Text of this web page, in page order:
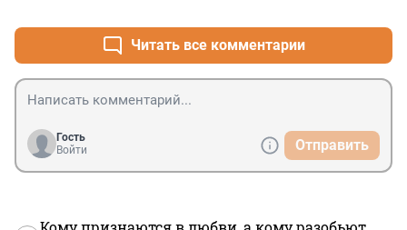
Читать все комментарии
Гость
Войти
Отправить